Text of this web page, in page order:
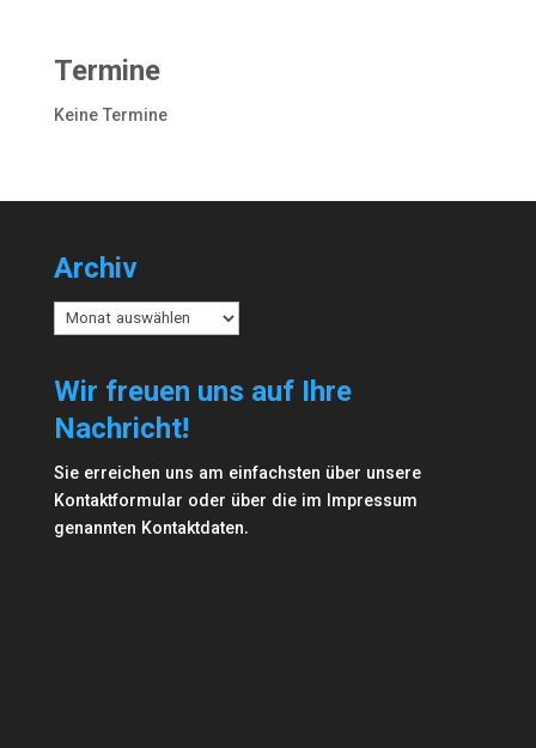
Termine
Keine Termine
Archiv
Archiv
Wir freuen uns auf Ihre
Nachricht!
Sie erreichen uns am einfachsten über unsere
Kontaktformular oder über die im Impressum
genannten Kontaktdaten.